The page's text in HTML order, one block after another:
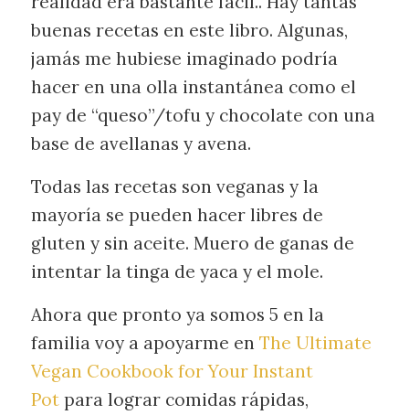
buenas recetas en este libro. Algunas,
jamás me hubiese imaginado podría
hacer en una olla instantánea como el
pay de “queso”/tofu y chocolate con una
base de avellanas y avena.
Todas las recetas son veganas y la
mayoría se pueden hacer libres de
gluten y sin aceite. Muero de ganas de
intentar la tinga de yaca y el mole.
Ahora que pronto ya somos 5 en la
familia voy a apoyarme en The Ultimate
Vegan Cookbook for Your Instant
Potpara lograr comidas rápidas,